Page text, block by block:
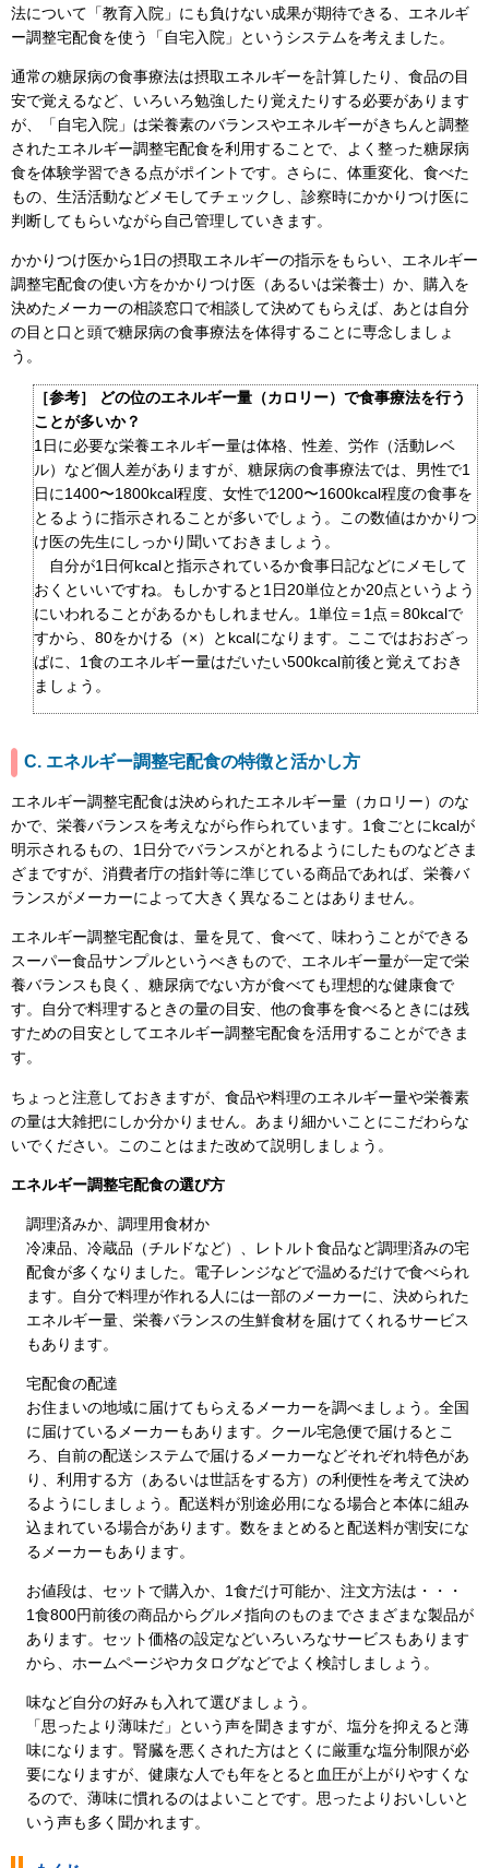
法について「教育入院」にも負けない成果が期待できる、エネルギ
ー調整宅配食を使う「自宅入院」というシステムを考えました。
通常の糖尿病の食事療法は摂取エネルギーを計算したり、食品の目
安で覚えるなど、いろいろ勉強したり覚えたりする必要があります
が、「自宅入院」は栄養素のバランスやエネルギーがきちんと調整
されたエネルギー調整宅配食を利用することで、よく整った糖尿病
食を体験学習できる点がポイントです。さらに、体重変化、食べた
もの、生活活動などメモしてチェックし、診察時にかかりつけ医に
判断してもらいながら自己管理していきます。
かかりつけ医から1日の摂取エネルギーの指示をもらい、エネルギー
調整宅配食の使い方をかかりつけ医（あるいは栄養士）か、購入を
決めたメーカーの相談窓口で相談して決めてもらえば、あとは自分
の目と口と頭で糖尿病の食事療法を体得することに専念しましょ
う。
［参考］ どの位のエネルギー量（カロリー）で食事療法を行う
ことが多いか？
1日に必要な栄養エネルギー量は体格、性差、労作（活動レベ
ル）など個人差がありますが、糖尿病の食事療法では、男性で1
日に1400〜1800kcal程度、女性で1200〜1600kcal程度の食事を
とるように指示されることが多いでしょう。この数値はかかりつ
け医の先生にしっかり聞いておきましょう。
自分が1日何kcalと指示されているか食事日記などにメモして
おくといいですね。もしかすると1日20単位とか20点というよう
にいわれることがあるかもしれません。1単位＝1点＝80kcalで
すから、80をかける（×）とkcalになります。ここではおおざっ
ぱに、1食のエネルギー量はだいたい500kcal前後と覚えておき
ましょう。
C. エネルギー調整宅配食の特徴と活かし方
エネルギー調整宅配食は決められたエネルギー量（カロリー）のな
かで、栄養バランスを考えながら作られています。1食ごとにkcalが
明示されるもの、1日分でバランスがとれるようにしたものなどさま
ざまですが、消費者庁の指針等に準じている商品であれば、栄養バ
ランスがメーカーによって大きく異なることはありません。
エネルギー調整宅配食は、量を見て、食べて、味わうことができる
スーパー食品サンプルというべきもので、エネルギー量が一定で栄
養バランスも良く、糖尿病でない方が食べても理想的な健康食で
す。自分で料理するときの量の目安、他の食事を食べるときには残
すための目安としてエネルギー調整宅配食を活用することができま
す。
ちょっと注意しておきますが、食品や料理のエネルギー量や栄養素
の量は大雑把にしか分かりません。あまり細かいことにこだわらな
いでください。このことはまた改めて説明しましょう。
エネルギー調整宅配食の選び方
調理済みか、調理用食材か
冷凍品、冷蔵品（チルドなど）、レトルト食品など調理済みの宅
配食が多くなりました。電子レンジなどで温めるだけで食べられ
ます。自分で料理が作れる人には一部のメーカーに、決められた
エネルギー量、栄養バランスの生鮮食材を届けてくれるサービス
もあります。
宅配食の配達
お住まいの地域に届けてもらえるメーカーを調べましょう。全国
に届けているメーカーもあります。クール宅急便で届けるとこ
ろ、自前の配送システムで届けるメーカーなどそれぞれ特色があ
り、利用する方（あるいは世話をする方）の利便性を考えて決め
るようにしましょう。配送料が別途必用になる場合と本体に組み
込まれている場合があります。数をまとめると配送料が割安にな
るメーカーもあります。
お値段は、セットで購入か、1食だけ可能か、注文方法は・・・
1食800円前後の商品からグルメ指向のものまでさまざまな製品が
あります。セット価格の設定などいろいろなサービスもあります
から、ホームページやカタログなどでよく検討しましょう。
味など自分の好みも入れて選びましょう。
「思ったより薄味だ」という声を聞きますが、塩分を抑えると薄
味になります。腎臓を悪くされた方はとくに厳重な塩分制限が必
要になりますが、健康な人でも年をとると血圧が上がりやすくな
るので、薄味に慣れるのはよいことです。思ったよりおいしいと
いう声も多く聞かれます。